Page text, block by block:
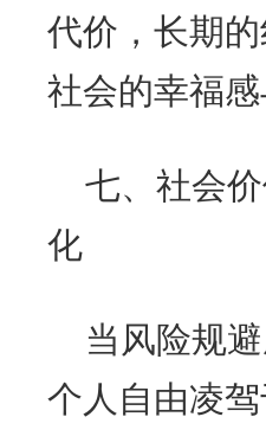
代价，长期
社会的幸福感
七、社会
化
当风险规
个人自由凌